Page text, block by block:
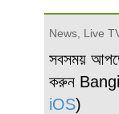
News, Live
সবসময়
করুন
iOS)